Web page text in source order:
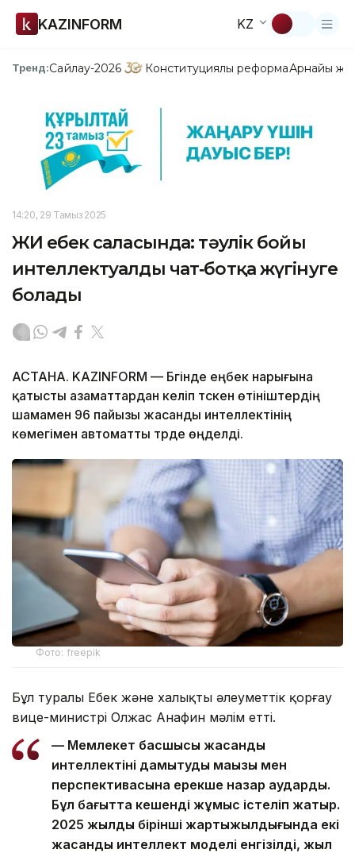
KAZINFORM KZ
Тренд:Сайлау-2026 Конституциялық реформаАрнайы
14:20, 29 Тамыз 2025
ЖИ еңбек саласында: тәулік бойы
интеллектуалды чат‑ботқа жүгінуге
болады
АСТАНА. KAZINFORM — Бүгінде еңбек нарығына
қатысты азаматтардан келіп түскен өтініштердің
шамамен 96 пайызы жасанды интеллектінің
көмегімен автоматты түрде өңделді.
Фото: freepik
Бұл туралы Еңбек және халықты әлеуметтік қорғау
вице-министрі Олжас Анафин мәлім етті.
— Мемлекет басшысы жасанды
интеллектіні дамытудың маңызы мен
перспективасына ерекше назар аударды.
Бұл бағытта кешенді жұмыс істеліп жатыр.
2025 жылдың бірінші жартыжылдығында екі
жасанды интеллект моделі енгізілді, жыл